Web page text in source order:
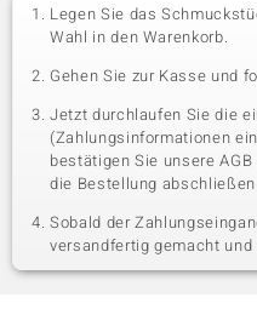
Legen Sie das
Wahl in den Warenkorb.
Gehen Sie zur Kasse und
Jetzt durchlaufen Sie die
(Zahlungsinformationen
bestätigen Sie unsere
die Bestellung abschließen
Sobald der
versandfertig gemacht